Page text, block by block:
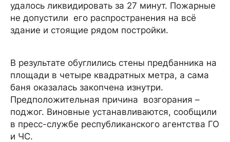
удалось ликвидировать за 27 минут. Пожарные
не допустили его распространения на всё
здание и стоящие рядом постройки.
В результате обуглились стены предбанника на
площади в четыре квадратных метра, а сама
баня оказалась закопчена изнутри.
Предположительная причина возгорания –
поджог. Виновные устанавливаются, сообщили
в пресс-службе республиканского агентства ГО
и ЧС.